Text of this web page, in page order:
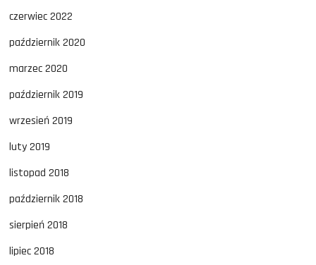
czerwiec 2022
październik 2020
marzec 2020
październik 2019
wrzesień 2019
luty 2019
listopad 2018
październik 2018
sierpień 2018
lipiec 2018